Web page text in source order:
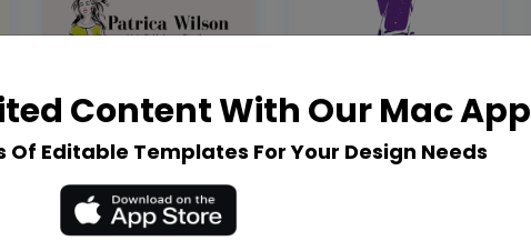
Content With Our Mac App
Of Editable Templates For Your Design Needs